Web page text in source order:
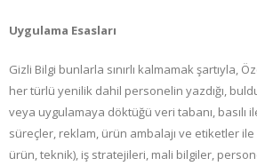
Uygulama Esasları
Gizli Bilgi bunlarla sınırlı kalmamak şartıyla,
her türlü yenilik dahil personelin yazdığı,
veya uygulamaya döktüğü veri tabanı, basılı
süreçler, reklam, ürün ambalajı ve etiketler
ürün, teknik), iş stratejileri, mali bilgiler,